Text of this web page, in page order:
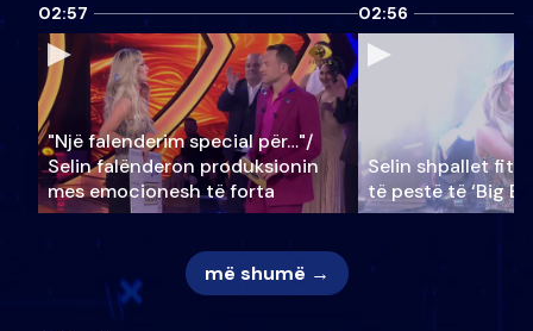
02:57
"Një falenderim special për…"/
Selin falënderon produksionin
mes emocionesh të forta
02:56
Selin shpallet
të pestë të ‘Big
më shumë →